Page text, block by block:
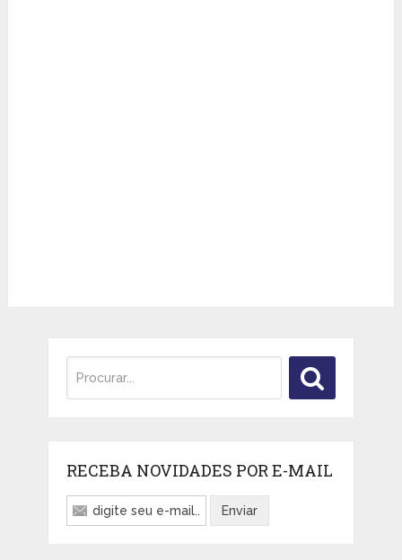
RECEBA NOVIDADES POR E-MAIL